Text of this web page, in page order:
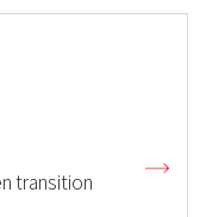
transition